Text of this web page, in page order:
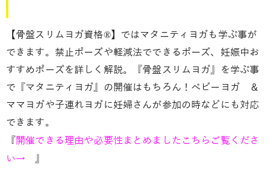
【骨盤スリムヨガ資格®︎】ではマタニティヨガも学ぶ事が
できます。禁止ポーズや軽減法でできるポーズ、妊娠中お
すすめポーズを詳しく解説。『骨盤スリムヨガ』を学ぶ事
で『マタニティヨガ』の開催はもちろん！ベビーヨガ ＆
ママヨガや子連れヨガに妊婦さんが参加の時などにも対応
できます。
『開催できる理由や必要性まとめましたこちらご覧くださ
い→ 』